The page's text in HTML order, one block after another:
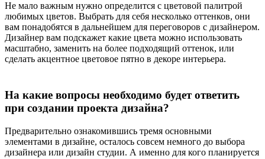
Не мало важным нужно определится с цветовой палитрой
любимых цветов. Выбрать для себя несколько оттенков, они
вам понадобятся в дальнейшем для переговоров с дизайнером.
Дизайнер вам подскажет какие цвета можно использовать
масштабно, заменить на более подходящий оттенок, или
сделать акцентное цветовое пятно в декоре интерьера.
На какие вопросы необходимо будет ответить
при создании проекта дизайна?
Предварительно ознакомившись тремя основными
элементами в дизайне, осталось совсем немного до выбора
дизайнера или дизайн студии. А именно для кого планируется